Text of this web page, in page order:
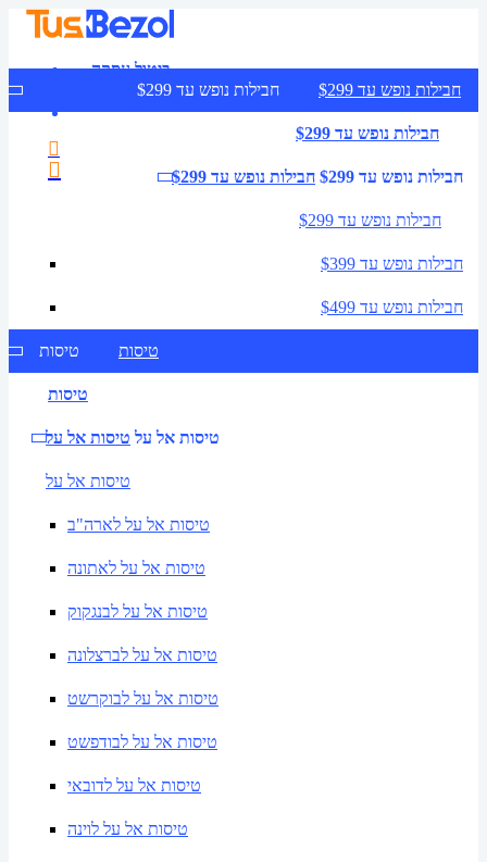
ביטול עסקה
צרו קשר
חבילות נופש עד $299 חבילות נופש עד $299
חבילות נופש עד $299
חבילות נופש עד $299 חבילות נופש עד $299
חבילות נופש עד $299
חבילות נופש עד $399
חבילות נופש עד $499
טיסות טיסות
טיסות
טיסות אל על טיסות אל על
טיסות אל על
טיסות אל על לארה"ב
טיסות אל על לאתונה
טיסות אל על לבנגקוק
טיסות אל על לברצלונה
טיסות אל על לבוקרשט
טיסות אל על לבודפשט
טיסות אל על לדובאי
טיסות אל על לוינה